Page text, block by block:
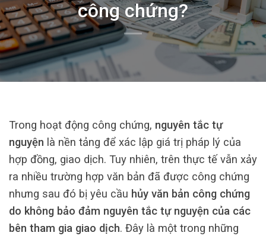
công chứng?
Trong hoạt động công chứng, nguyên tắc tự
nguyện là nền tảng để xác lập giá trị pháp lý của
hợp đồng, giao dịch. Tuy nhiên, trên thực tế vẫn xảy
ra nhiều trường hợp văn bản đã được công chứng
nhưng sau đó bị yêu cầu hủy văn bản công chứng
do không bảo đảm nguyên tắc tự nguyện của các
bên tham gia giao dịch. Đây là một trong những